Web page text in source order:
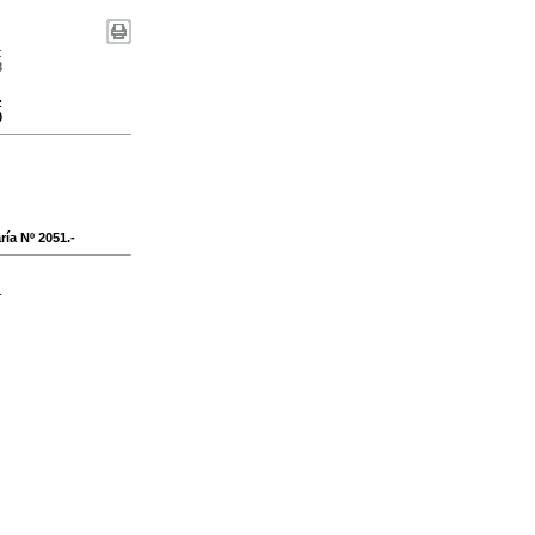
Nº 2051.-